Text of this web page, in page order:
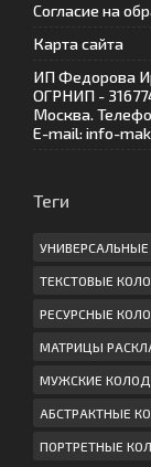
Согласие на
Карта сайта
ИП Федорова
ОГРНИП -
Москва.
E-mail: info-
Теги
ТЕКСТОВЫЕ
РЕСУРСНЫЕ
МАТРИЦЫ
МУЖСКИЕ
АБСТРАКТНЫЕ
ПОРТРЕТНЫЕ